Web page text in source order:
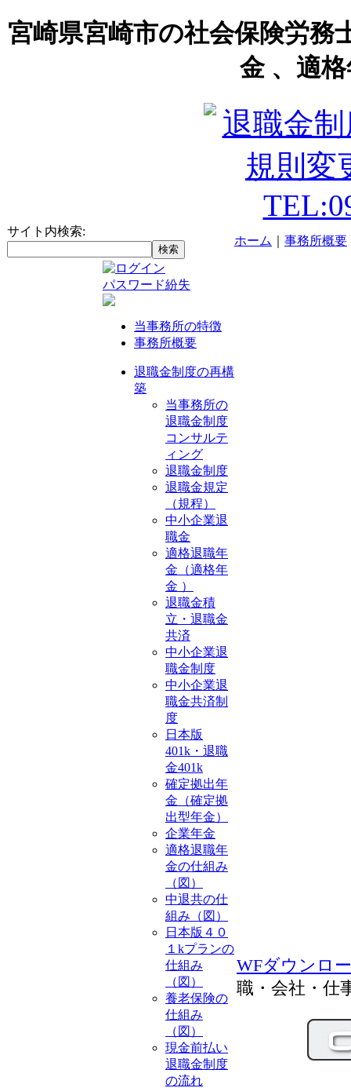
宮崎県宮崎市の社会保険労務
金 、適
サイト内検索:
ホーム 事務所概要
パスワード紛失
当事務所の特徴
事務所概要
退職金制度の再構
築
当事務所の
退職金制度
コンサルテ
ィング
退職金制度
退職金規定
（規程）
中小企業退
職金
適格退職年
金（適格年
金 ）
退職金積
立・退職金
共済
中小企業退
職金制度
中小企業退
職金共済制
度
日本版
401k・退職
金401k
確定拠出年
金（確定拠
出型年金）
企業年金
適格退職年
金の仕組み
（図）
中退共の仕
組み（図）
日本版４０
１kプランの
仕組み
（図）
養老保険の
仕組み
（図）
現金前払い
退職金制度
の流れ
WFダウンロ
職・会社・仕